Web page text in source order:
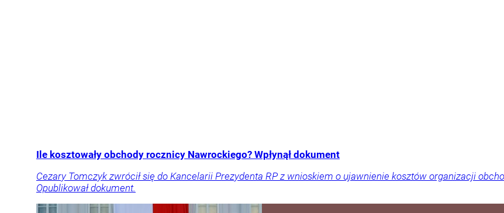
Ile kosztowały obchody rocznicy Nawrockiego? Wpłynął dokument
Cezary Tomczyk zwrócił się do Kancelarii Prezydenta RP z wnioskiem o ujawnienie kosztów organizacji
Opublikował dokument.